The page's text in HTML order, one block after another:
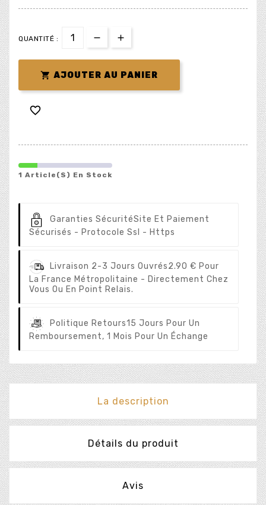
QUANTITÉ :
 AJOUTER AU PANIER

1 Article(s) En Stock
Garanties SécuritéSite Et Paiement
Sécurisés - Protocole Ssl - Https
Livraison 2-3 Jours Ouvrés2.90 € Pour
La France Métropolitaine - Directement Chez
Vous Ou En Point Relais.
Politique Retours15 Jours Pour Un
Remboursement, 1 Mois Pour Un Échange
La description
Détails du produit
Avis